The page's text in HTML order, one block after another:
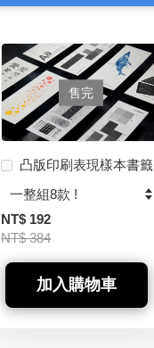
售完
凸版印刷表現樣本書籤
NT$ 192
NT$ 384
加入購物車